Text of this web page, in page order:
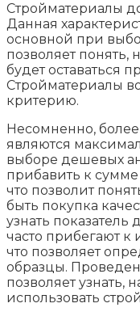
Стройматериалы
Данная
основной при
позволяет понять,
будет оставаться
Стройматериалы
критерию.
Несомненно,
являются
выборе дешевых
прибавить к сумме
что позволит
быть покупка
узнать
часто прибегают к
что позволяет
образцы.
позволяет узнать,
использовать